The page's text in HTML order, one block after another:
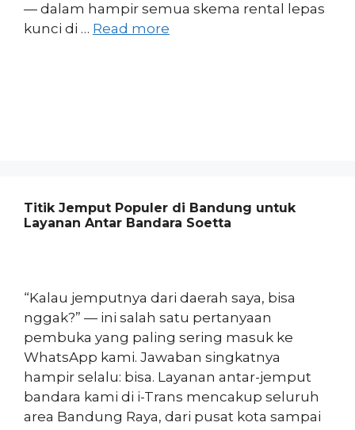
— dalam hampir semua skema rental lepas
kunci di … Read more
Titik Jemput Populer di Bandung untuk
Layanan Antar Bandara Soetta
“Kalau jemputnya dari daerah saya, bisa
nggak?” — ini salah satu pertanyaan
pembuka yang paling sering masuk ke
WhatsApp kami. Jawaban singkatnya
hampir selalu: bisa. Layanan antar-jemput
bandara kami di i-Trans mencakup seluruh
area Bandung Raya, dari pusat kota sampai